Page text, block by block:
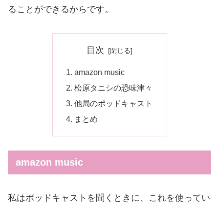
ることができるからです。
目次
amazon music
松原タニシの恐味津々
他局のポッドキャスト
まとめ
amazon music
私はポッドキャストを聞くときに、これを使ってい